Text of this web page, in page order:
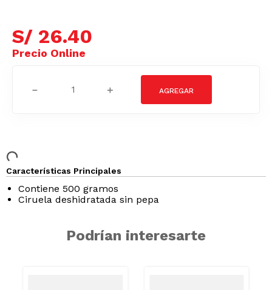
S/ 26.40
＋
－
Características Principales
Contiene 500 gramos
Ciruela deshidratada sin pepa
Podrían interesarte